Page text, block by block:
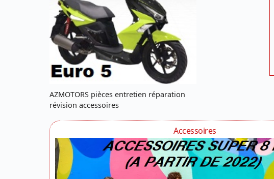
AZMOTORS pièces entretien réparation
révision accessoires
Accessoires